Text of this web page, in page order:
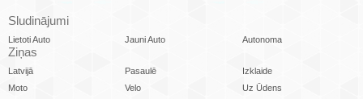
Sludinājumi
Lietoti Auto Jauni Auto Autonoma
Ziņas
Latvijā Pasaulē
Izklaide
Moto
Velo Uz Ūdens